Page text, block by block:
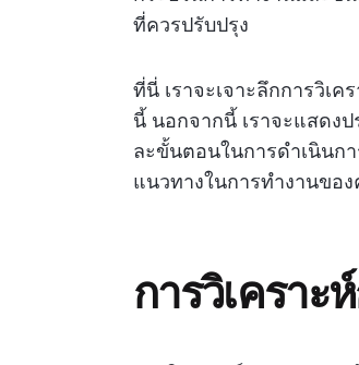
ที่ควรปรับปรุง
ที่นี่ เราจะเจาะลึกการวิเ
นี้ นอกจากนี้ เราจะแสดง
ละขั้นตอนในการดำเนินก
แนวทางในการทำงานขอ
การวิเคราะ